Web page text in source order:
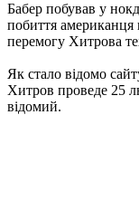
Бабер побував у
побиття американця
перемогу Хитрова
Як стало відомо
Хитров проведе 25
відомий.